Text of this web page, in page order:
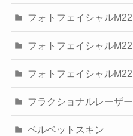
フォトフェイシャルM22
フォトフェイシャルM22
フォトフェイシャルM22
フラクショナルレーザー
ベルベットスキン